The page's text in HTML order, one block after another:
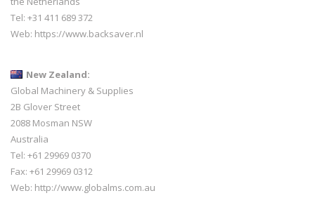
Tel: +31 411 689 372
Web: https://www.backsaver.nl
New Zealand:
Global Machinery & Supplies
2B Glover Street
2088 Mosman NSW
Australia
Tel: +61 29969 0370
Fax: +61 29969 0312
Web: http://www.globalms.com.au